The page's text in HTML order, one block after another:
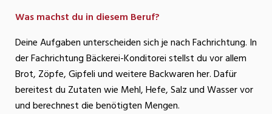
Was machst du in diesem Beruf?
Deine Aufgaben unterscheiden sich je nach Fachrichtung. In
der Fachrichtung Bäckerei-Konditorei stellst du vor allem
Brot, Zöpfe, Gipfeli und weitere Backwaren her. Dafür
bereitest du Zutaten wie Mehl, Hefe, Salz und Wasser vor
und berechnest die benötigten Mengen.